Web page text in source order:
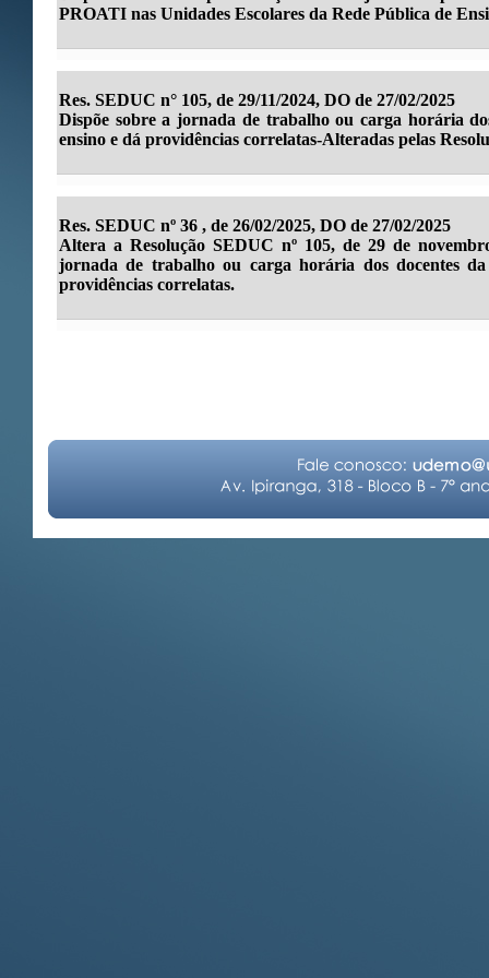
PROATI nas Unidades Escolares da Rede Pública de
Res. SEDUC n° 105, de 29/11/2024, DO de 27/02/2025
Dispõe sobre a jornada de trabalho ou carga horária
ensino e dá providências correlatas-Alteradas pelas
Res. SEDUC nº 36 , de 26/02/2025, DO de 27/02/2025
Altera a Resolução SEDUC nº 105, de 29 de
jornada de trabalho ou carga horária dos docentes
providências correlatas.